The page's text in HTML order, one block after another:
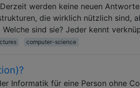
werden keine neuen
die wirklich nützlich sind,
sind sie? Jeder kennt
computer-science
Informatik für eine Person ohne